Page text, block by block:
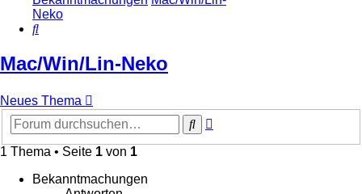
Neko
Suche
Mac/Win/Lin-Neko
Neues Thema
Suche
1 Thema • Seite 1 von 1
Bekanntmachungen